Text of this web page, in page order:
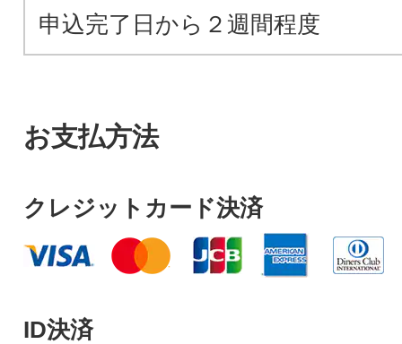
申込完了日から２週間程度
お支払方法
クレジットカード決済
ID決済